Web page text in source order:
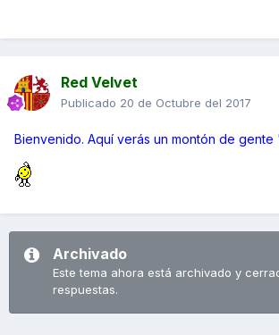
Red Velvet
Publicado 20 de Octubre del 2017
Bienvenido. Aquí verás un montón de gente
Archivado
Este tema ahora está archivado y
respuestas.